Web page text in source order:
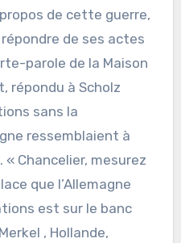
de cette guerre,
de ses actes
parole de la Maison
répondu à Scholz
sans la
ressemblaient à
Chancelier, mesurez
que l’Allemagne
est sur le banc
, Hollande,